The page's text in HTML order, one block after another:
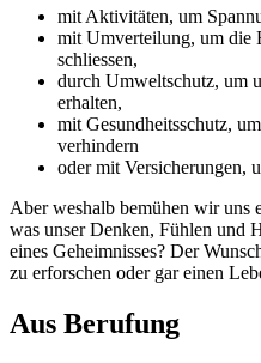
mit Aktivitäten, um
mit Umverteilung, um die
schliessen,
durch Umweltschutz, um
erhalten,
mit Gesundheitsschutz,
verhindern
oder mit Versicherungen,
Aber weshalb bemühen wir uns
was unser Denken, Fühlen und
eines Geheimnisses? Der
zu erforschen oder gar einen
Aus Berufung